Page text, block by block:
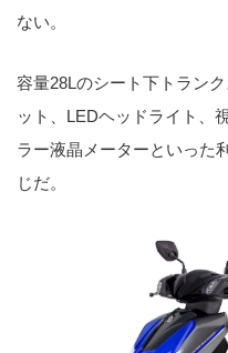
ない。
容量28Lのシート下トラン
ット、LEDヘッドライト、
ラー液晶メーターといった
じだ。